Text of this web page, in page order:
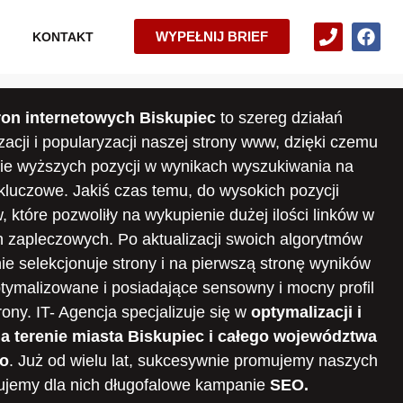
KONTAKT WYPEŁNIJ BRIEF
internetowych Biskupiec to szereg działań
i popularyzacji naszej strony www, dzięki czemu
wyższych pozycji w wynikach wyszukiwania na
Jakiś czas temu, do wysokich pozycji
które pozwoliły na wykupienie dużej ilości linków w
zapleczowych. Po aktualizacji swoich algorytmów
selekcjonuje strony i na pierwszą stronę wyników
i posiadające sensowny i mocny profil
IT- Agencja specjalizuje się w optymalizacji i
terenie miasta Biskupiec i całego województwa
. Już od wielu lat, sukcesywnie promujemy naszych
dla nich długofalowe kampanie SEO.